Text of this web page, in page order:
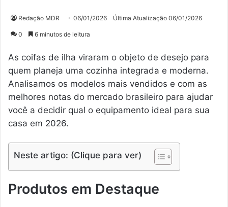
Redação MDR 06/01/2026 Última Atualização 06/01/2026
0 6 minutos de leitura
As coifas de ilha viraram o objeto de desejo para
quem planeja uma cozinha integrada e moderna.
Analisamos os modelos mais vendidos e com as
melhores notas do mercado brasileiro para ajudar
você a decidir qual o equipamento ideal para sua
casa em 2026.
Neste artigo: (Clique para ver)
Produtos em Destaque